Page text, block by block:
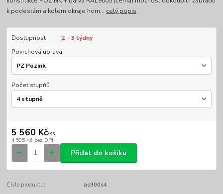
k podestám a kolem okraje horn... celý popis
Dostupnost
2 - 3 týdny
Povrchová úprava
Počet stupňů
5 560 Kč/ks
4 595 Kč bez DPH
Přidat do košíku
Číslo produktu: as900s4